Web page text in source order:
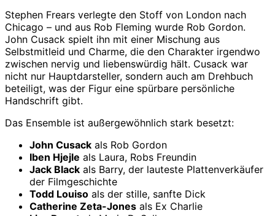
Stephen Frears verlegte den Stoff von London nach
Chicago – und aus Rob Fleming wurde Rob Gordon.
John Cusack spielt ihn mit einer Mischung aus
Selbstmitleid und Charme, die den Charakter irgendwo
zwischen nervig und liebenswürdig hält. Cusack war
nicht nur Hauptdarsteller, sondern auch am Drehbuch
beteiligt, was der Figur eine spürbare persönliche
Handschrift gibt.
Das Ensemble ist außergewöhnlich stark besetzt:
John Cusack als Rob Gordon
Iben Hjejle als Laura, Robs Freundin
Jack Black als Barry, der lauteste Plattenverkäufer
der Filmgeschichte
Todd Louiso als der stille, sanfte Dick
Catherine Zeta-Jones als Ex Charlie